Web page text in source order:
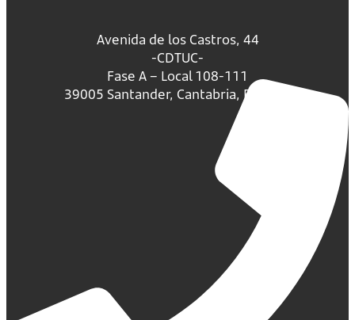
Avenida de los Castros, 44
-CDTUC-
Fase A – Local 108-111
39005 Santander, Cantabria, España.